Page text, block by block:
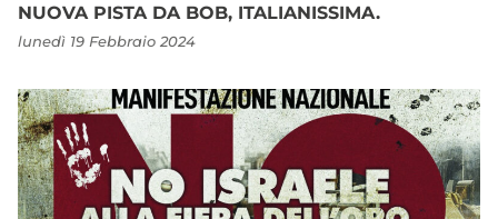
NUOVA PISTA DA BOB, ITALIANISSIMA.
lunedì 19 Febbraio 2024